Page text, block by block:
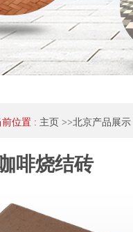
前位置 : 主页 >>北京产品展示
啡烧结砖